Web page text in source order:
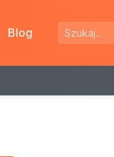
Blog